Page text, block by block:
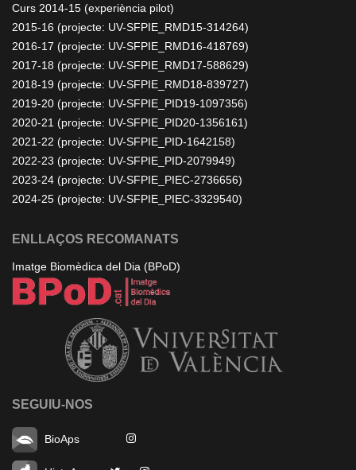
Curs 2014-15 (experiència pilot)
2015-16 (projecte: UV-SFPIE_RMD15-314264)
2016-17 (projecte: UV-SFPIE_RMD16-418769)
2017-18 (projecte: UV-SFPIE_RMD17-588629)
2018-19 (projecte: UV-SFPIE_RMD18-839727)
2019-20 (projecte: UV-SFPIE_PID19-1097356)
2020-21 (projecte: UV-SFPIE_PID20-1356161)
2021-22 (projecte: UV-SFPIE_PID-1642158)
2022-23 (projecte: UV-SFPIE_PID-2079949)
2023-24 (projecte: UV-SFPIE_PIEC-2736656)
2024-25 (projecte: UV-SFPIE_PIEC-3329540)
ENLLAÇOS RECOMANATS
Imatge Biomèdica del Dia (BPoD)
SEGUIU-NOS
BioAps